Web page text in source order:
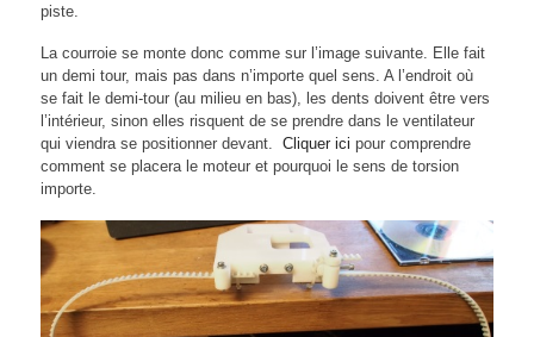
piste.
La courroie se monte donc comme sur l’image suivante. Elle fait
un demi tour, mais pas dans n’importe quel sens. A l’endroit où
se fait le demi-tour (au milieu en bas), les dents doivent être vers
l’intérieur, sinon elles risquent de se prendre dans le ventilateur
qui viendra se positionner devant. Cliquer ici pour comprendre
comment se placera le moteur et pourquoi le sens de torsion
importe.